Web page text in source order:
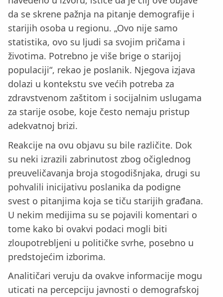
da se skrene pažnja na pitanje demografije i
starijih osoba u regionu. „Ovo nije samo
statistika, ovo su ljudi sa svojim pričama i
životima. Potrebno je više brige o starijoj
populaciji“, rekao je poslanik. Njegova izjava
dolazi u kontekstu sve većih potreba za
zdravstvenom zaštitom i socijalnim uslugama
za starije osobe, koje često nemaju pristup
adekvatnoj brizi.
Reakcije na ovu objavu su bile različite. Dok
su neki izrazili zabrinutost zbog očiglednog
preuveličavanja broja stogodišnjaka, drugi su
pohvalili inicijativu poslanika da podigne
svest o pitanjima koja se tiču starijih građana.
U nekim medijima su se pojavili komentari o
tome kako bi ovakvi podaci mogli biti
zloupotrebljeni u političke svrhe, posebno u
predstojećim izborima.
Analitičari veruju da ovakve informacije mogu
uticati na percepciju javnosti o demografskoj